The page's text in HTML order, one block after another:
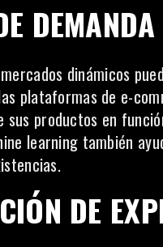
DEMANDA
dinámicos
plataformas de e-
productos en
learning también
DE